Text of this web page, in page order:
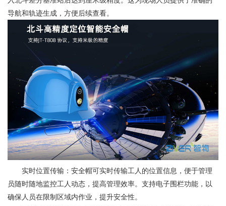
导航和轨迹生成，方便后续查看。
实时位置传输：安全帽可实时传输工人的位置信息，便于管理
员随时随地监控工人动态，提高管理效率。支持电子围栏功能，以
确保人员在限制区域内作业，提升安全性。